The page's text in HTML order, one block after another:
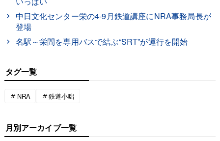
中日文化センター栄の4-9月鉄道講座にNRA事務局長が
登場
名駅～栄間を専用バスで結ぶ“SRT”が運行を開始
タグ一覧
NRA 鉄道小咄
月別アーカイブ一覧